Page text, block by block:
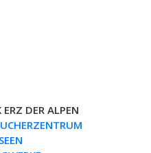
ERZ DER ALPEN